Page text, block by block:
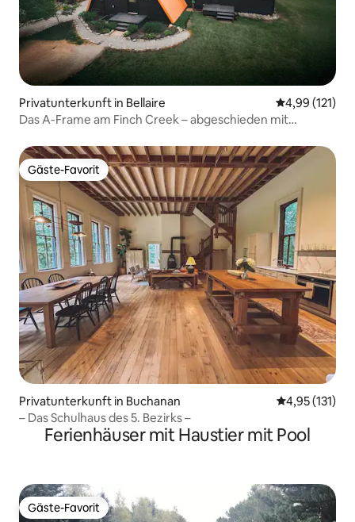
Privatunterkunft in Bellaire
4,99 (121)
Das A-Frame am Finch Creek – abgeschieden mit
Gäste-Favorit
Gäste-Favorit
Privatunterkunft in Buchanan
4,95 (131)
– Das Schulhaus des 5. Bezirks –
Ferienhäuser mit Haustier mit Pool
Gäste-Favorit
Gäste-Favorit